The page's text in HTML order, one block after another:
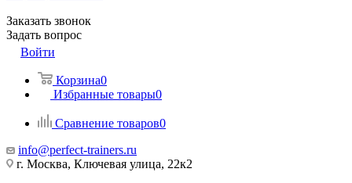
Заказать звонок
Задать вопрос
Войти
Корзина0
Избранные товары0
Сравнение товаров0
info@perfect-trainers.ru
г. Москва, Ключевая улица, 22к2